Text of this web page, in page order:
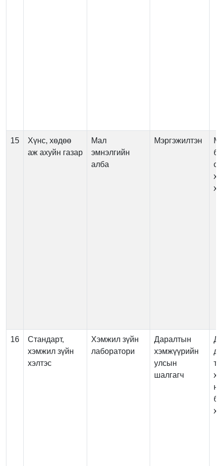
15
Хүнс, хөдөө
аж ахуйн газар
Мал
эмнэлгийн
алба
Мэргэжилтэн
16
Стандарт,
хэмжил зүйн
хэлтэс
Хэмжил зүйн
лаборатори
Даралтын
хэмжүүрийн
улсын
шалгагч